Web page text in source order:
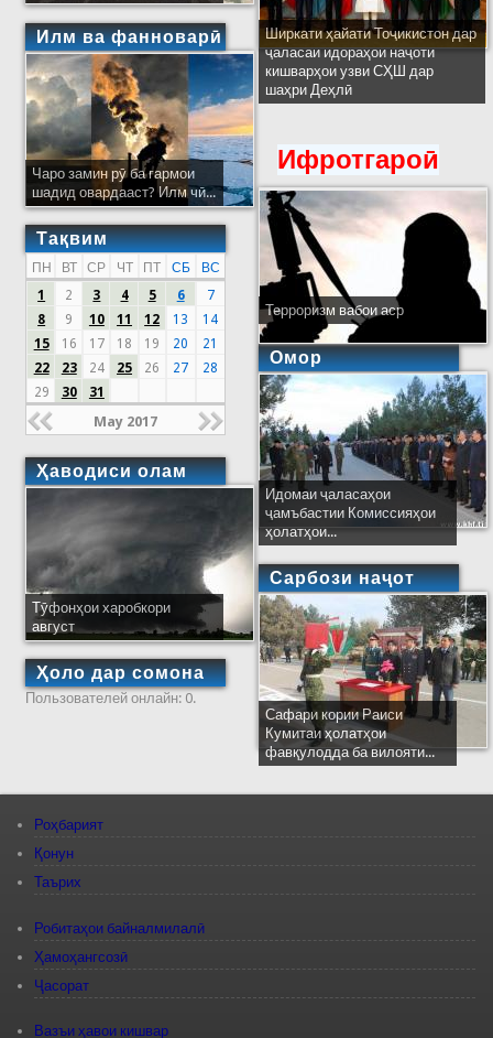
Илм ва фанноварӣ
Чаро замин рӯ ба гармои
шадид овардааст? Илм чӣ...
Тақвим
ПН ВТ СР ЧТ ПТ СБ
ВС
1
2 3 4 5 6
7
8
9 10 11 12 13
14
15
16 17 18 19 20
21
22
23 24 25 26 27
28
29
30 31
May 2017
Ҳаводиси олам
Тӯфонҳои харобкори
август
Ҳоло дар сомона
Пользователей онлайн: 0.
Ширкати ҳайати Тоҷикистон дар
ҷаласаи идораҳои наҷоти
кишварҳои узви СҲШ дар
шаҳри Деҳлӣ
Ифротгароӣ
Терроризм вабои аср
Омор
Идомаи ҷаласаҳои
ҷамъбастии Комиссияҳои
ҳолатҳои...
Сарбози наҷот
Сафари кории Раиси
Кумитаи ҳолатҳои
фавқулодда ба вилояти...
Роҳбарият
Қонун
Таърих
Робитаҳои байналмилалӣ
Ҳамоҳангсозӣ
Ҷасорат
Вазъи ҳавои кишвар